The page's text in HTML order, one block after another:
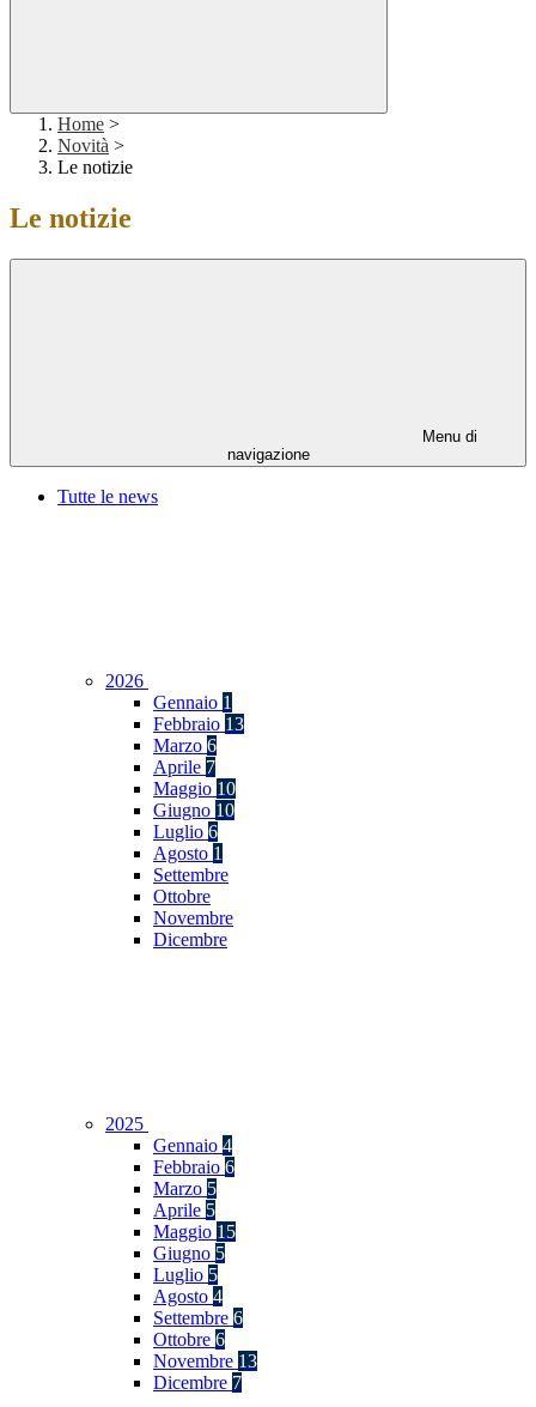
Home >
Novità >
Le notizie
Le notizie
Menu di
navigazione
Tutte le news
2026
Gennaio 1
Febbraio 13
Marzo 6
Aprile 7
Maggio 10
Giugno 10
Luglio 6
Agosto 1
Settembre
Ottobre
Novembre
Dicembre
2025
Gennaio 4
Febbraio 6
Marzo 5
Aprile 5
Maggio 15
Giugno 5
Luglio 5
Agosto 4
Settembre 6
Ottobre 6
Novembre 13
Dicembre 7